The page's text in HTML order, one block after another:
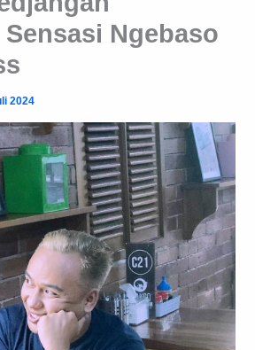
Sensasi Ngebaso
2024